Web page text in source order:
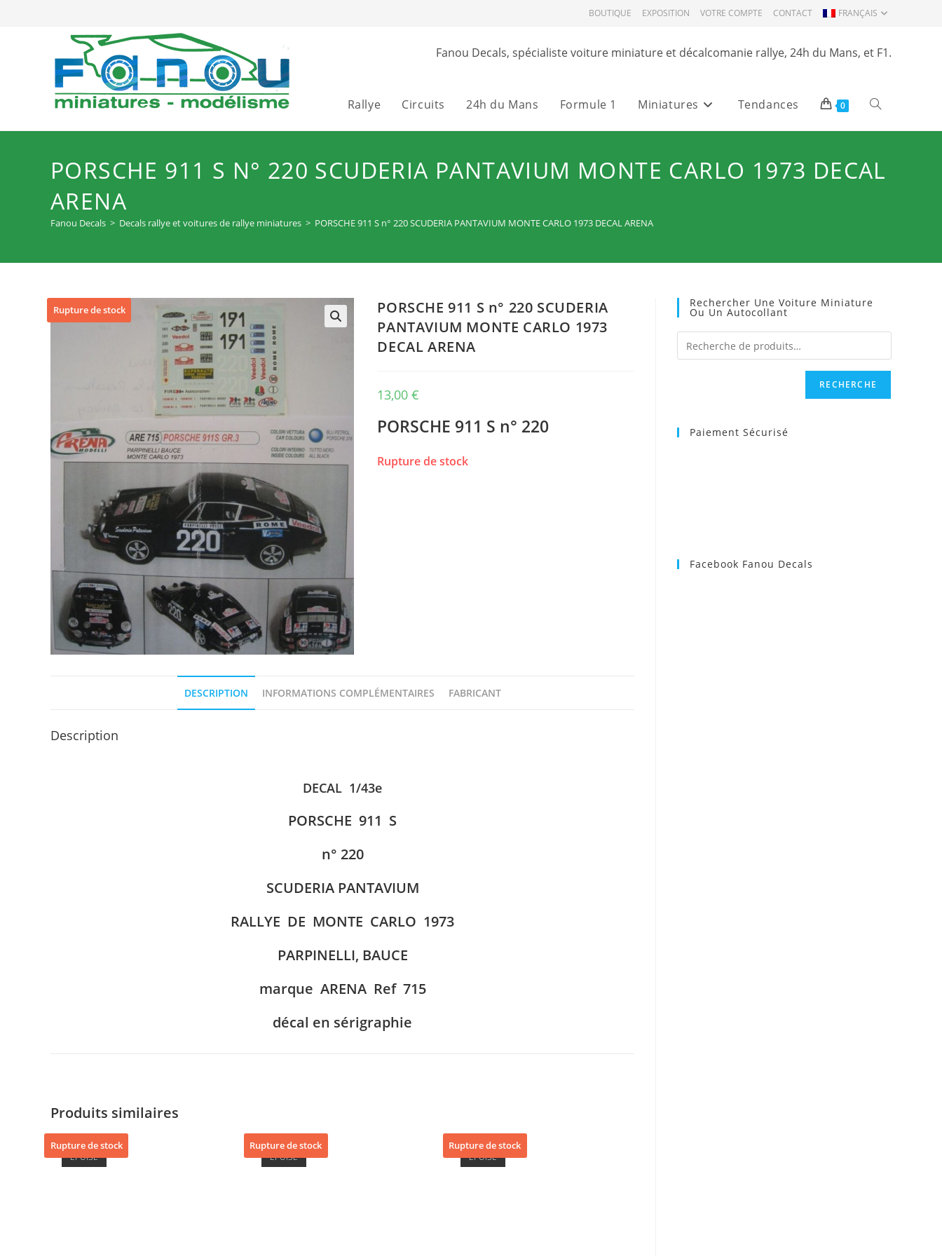
BOUTIQUE EXPOSITION VOTRE COMPTE CONTACT FRANÇAIS
Fanou Decals, spécialiste voiture miniature et décalcomanie rallye, 24h du Mans, et F1.
Rallye Circuits 24h du Mans Formule 1 Miniatures Tendances 0 Toggle
PORSCHE 911 S N° 220 SCUDERIA PANTAVIUM MONTE CARLO 1973 DECAL
ARENA
Fanou Decals > Decals rallye et voitures de rallye miniatures > PORSCHE 911 S n° 220 SCUDERIA PANTAVIUM MONTE CARLO 1973 DECAL ARENA
Rupture de stock
PORSCHE 911 S n° 220 SCUDERIA
PANTAVIUM MONTE CARLO 1973
DECAL ARENA
13,00€
PORSCHE 911 S n° 220
Rupture de stock
DESCRIPTION INFORMATIONS COMPLÉMENTAIRES FABRICANT
Description
DECAL 1/43e
PORSCHE 911 S
n° 220
SCUDERIA PANTAVIUM
RALLYE DE MONTE CARLO 1973
PARPINELLI, BAUCE
marque ARENA Ref 715
décal en sérigraphie
Produits similaires
Rupture de stock
ÉPUISÉ
Rupture de stock
ÉPUISÉ
Rupture de stock
ÉPUISÉ
Rechercher Une Voiture Miniature
Ou Un Autocollant
RECHERCHE
Paiement Sécurisé
Facebook Fanou Decals